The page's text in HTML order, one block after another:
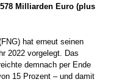
Milliarden Euro (plus
hat erneut seinen
2022 vorgelegt. Das
demnach per Ende
15 Prozent – und damit